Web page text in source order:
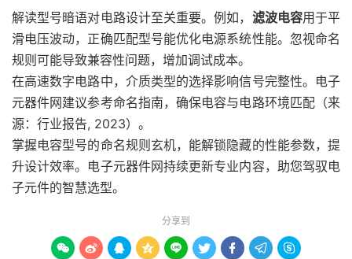
解读型号暗语对电路设计至关重要。例如， 滤波电容用于平
滑电压波动，正确匹配型号能优化电源系统性能。忽视命名
规则可能导致兼容性问题，增加调试成本。
在高速数字电路中，介质类型的选择影响信号完整性。电子
元器件网建议参考命名指南，确保电容与电路环境匹配（来
源：行业报告, 2023）。
掌握电容型号的命名规则玄机，能解锁隐藏的性能参数，提
升设计效率。电子元器件网持续更新专业内容，助您驾驭电
子元件的智慧选型。
分享到
        